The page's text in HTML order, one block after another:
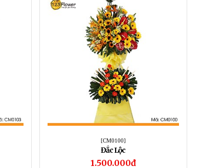
[CM0100]
Đắc Lộc
1.500.000đ